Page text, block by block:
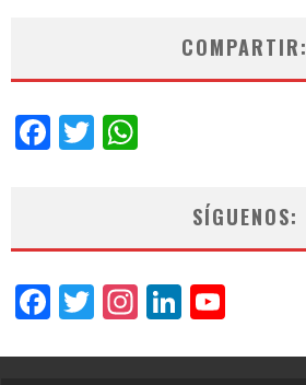
COMPARTIR:
Facebook
Twitter
SÍGUENOS:
Facebook
Twitter
Instagram
LinkedIn